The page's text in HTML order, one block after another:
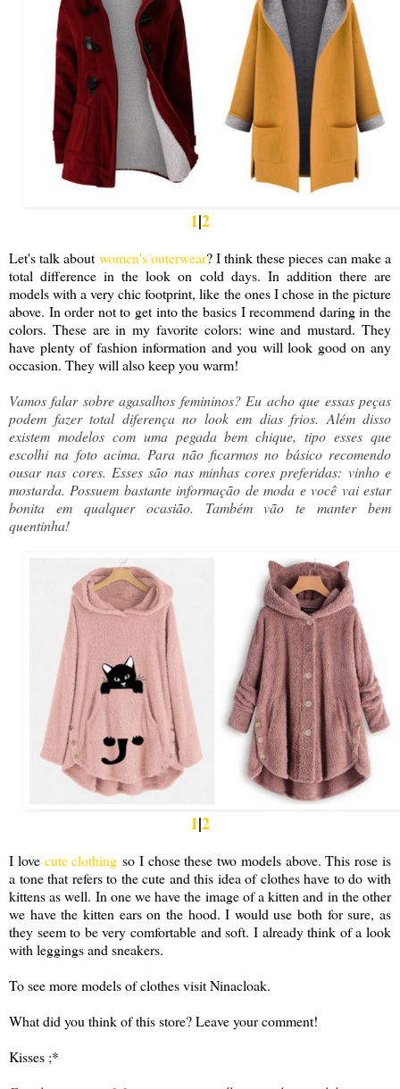
1|2
Let's talk about women's outerwear? I think these pieces can make a
total difference in the look on cold days. In addition there are
models with a very chic footprint, like the ones I chose in the picture
above. In order not to get into the basics I recommend daring in the
colors. These are in my favorite colors: wine and mustard. They
have plenty of fashion information and you will look good on any
occasion. They will also keep you warm!
Vamos falar sobre agasalhos femininos? Eu acho que essas peças
podem fazer total diferença no look em dias frios. Além disso
existem modelos com uma pegada bem chique, tipo esses que
escolhi na foto acima. Para não ficarmos no básico recomendo
ousar nas cores. Esses são nas minhas cores preferidas: vinho e
mostarda. Possuem bastante informação de moda e você vai estar
bonita em qualquer ocasião. Também vão te manter bem
quentinha!
1|2
I love cute clothing so I chose these two models above. This rose is
a tone that refers to the cute and this idea of clothes have to do with
kittens as well. In one we have the image of a kitten and in the other
we have the kitten ears on the hood. I would use both for sure, as
they seem to be very comfortable and soft. I already think of a look
with leggings and sneakers.
To see more models of clothes visit Ninacloak.
What did you think of this store? Leave your comment!
Kisses ;*